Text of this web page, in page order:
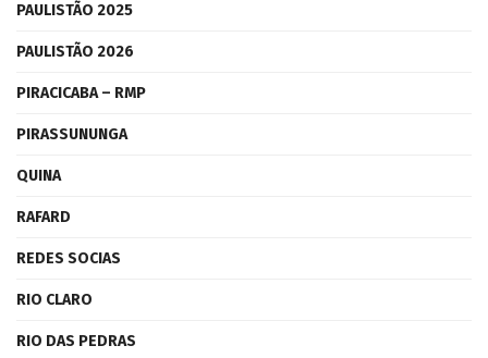
PAULISTÃO 2025
PAULISTÃO 2026
PIRACICABA – RMP
PIRASSUNUNGA
QUINA
RAFARD
REDES SOCIAS
RIO CLARO
RIO DAS PEDRAS